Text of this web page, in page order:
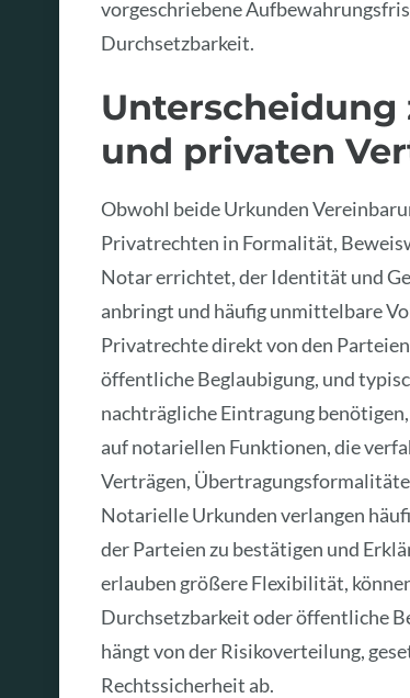
vorgeschriebene
Durchsetzbarkeit.
und privaten
Obwohl beide Urkunden
Privatrechten in Formalität,
Notar errichtet, der Identität und
anbringt und häufig unmittelbare
Privatrechte direkt von den
öffentliche Beglaubigung, und
nachträgliche Eintragung
auf notariellen Funktionen, die
Verträgen,
Notarielle Urkunden verlangen
der Parteien zu bestätigen und
erlauben größere Flexibilität,
Durchsetzbarkeit oder öffentliche
hängt von der Risikoverteilung,
Rechtssicherheit ab.